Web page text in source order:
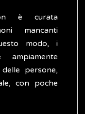
è curata
mancanti
modo, i
persone,
con poche